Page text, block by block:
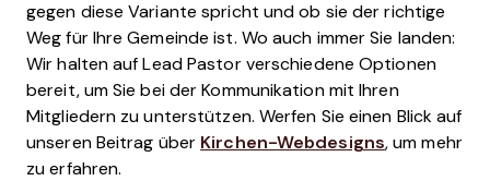
gegen diese Variante spricht und ob sie der richtige
Weg für Ihre Gemeinde ist. Wo auch immer Sie landen:
Wir halten auf Lead Pastor verschiedene Optionen
bereit, um Sie bei der Kommunikation mit Ihren
Mitgliedern zu unterstützen. Werfen Sie einen Blick auf
unseren Beitrag über Kirchen-Webdesigns, um mehr
zu erfahren.